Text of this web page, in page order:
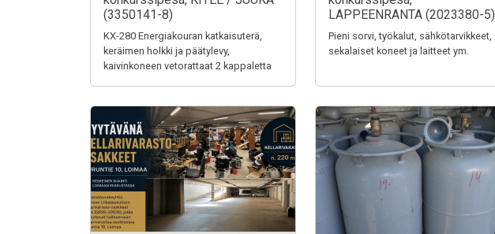
(3350141-8)
KX-280 Energiakouran katkaisuterä,
keräimen holkki ja päätylevy,
kaivinkoneen vetorattaat 2 kappaletta
LAPPEENRANTA (2023380-5)
Pieni sorvi, työkalut, sähkötarvikkeet,
sekalaiset koneet ja laitteet ym.